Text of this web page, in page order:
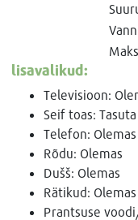
lisavalikud:
Televisioon:
Seif toas: Tasuta
Telefon: Olemas
Rõdu: Olemas
Dušš: Olemas
Rätikud: Olemas
Prantsuse